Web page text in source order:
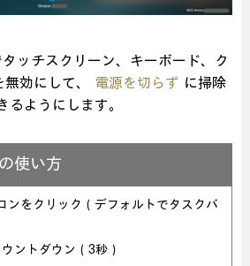
ッチスクリーン、キーボード、
ク
効にして、
電源を切らず に掃除
るようにします。
使い方
ンをクリック（デフォルトでタスクバ
ントダウン（3秒）